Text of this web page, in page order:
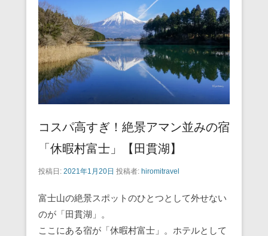
o
k
コスパ高すぎ！絶景アマン並みの宿
「休暇村富士」【田貫湖】
投稿日: 2021年1月20日 投稿者: hiromitravel
富士山の絶景スポットのひとつとして外せない
のが「田貫湖」。
ここにある宿が「休暇村富士」。ホテルとして